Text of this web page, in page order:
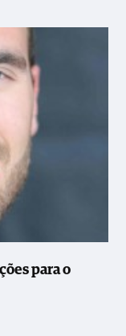
para o